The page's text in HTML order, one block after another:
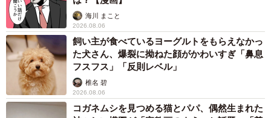
フスフス」「反則レベル」
椎名 碧
2026.08.06
コガネムシを見つめる猫とパパ、偶然生まれた
神々しい構図が「宗教画のよう」と話題 「尊
い」「ていうかライオンキング」
梨木 香奈
2026.08.06